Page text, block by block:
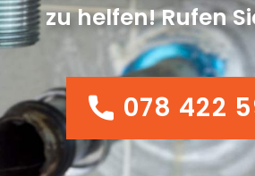
zu helfen! Rufen
078 422
078 422